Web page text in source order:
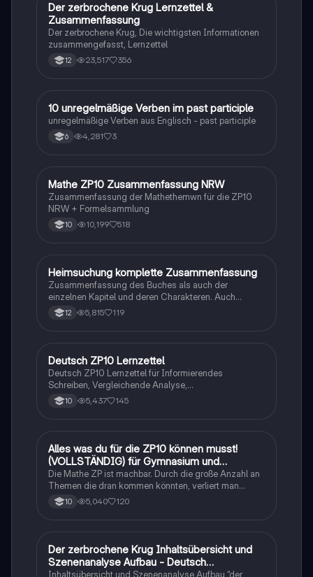
Deutsch
Der zerbrochene Krug Lernzettel &
Zusammenfassung
Der zerbrochene Krug, Die wichtigsten Informationen
zusammengefasst, Lernzettel
12 23,517 356
1 Englisch
10 unregelmäßige Verben im past participle
unregelmäßige Verben aus Englisch - past participle
6 4,281 3
Mathe
Mathe ZP10 Zusammenfassung NRW
Zusammenfassung der Mathethemwn für die ZP10
NRW + Formelsammlung
10 10,199 518
Deutsch
Heimsuchung komplette Zusammenfassung
Zusammenfassung des Buches als auch der
einzelnen Kapitel und deren Charakteren. Auch
tabellarisch. Im Unterricht ohne KI erstellt
12 5,815 119
Deutsch
Deutsch ZP10 Lernzettel
Deutsch ZP10 Lernzettel für Informierendes
Schreiben, Vergleichende Analyse,
Sachtexte/Roman/Gedicht..
10 5,437 145
Mathe
Alles was du für die ZP10 können musst!
(VOLLSTÄNDIG) für Gymnasium und
Realschule
Die Mathe ZP ist machbar. Durch die große Anzahl an
Themen die dran kommen könnten, verliert man
schnell den Überblick. Also habe ich von den kleinsten
Themen bis hin zu den größten alles
10 5,040 120
Deutsch
Der zerbrochene Krug Inhaltsübersicht und
Szenenanalyse Aufbau - Deutsch
Inhaltsübersicht und Szenenanalyse Aufbau “der